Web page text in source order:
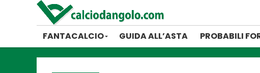
FANTACALCIO GUIDA ALL’ASTA PROBABILI